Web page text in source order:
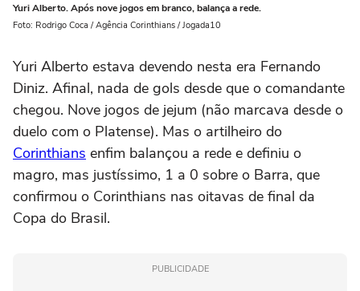
Yuri Alberto. Após nove jogos em branco, balança a rede.
Foto: Rodrigo Coca / Agência Corinthians / Jogada10
Yuri Alberto estava devendo nesta era Fernando
Diniz. Afinal, nada de gols desde que o comandante
chegou. Nove jogos de jejum (não marcava desde o
duelo com o Platense). Mas o artilheiro do
Corinthians enfim balançou a rede e definiu o
magro, mas justíssimo, 1 a 0 sobre o Barra, que
confirmou o Corinthians nas oitavas de final da
Copa do Brasil.
PUBLICIDADE